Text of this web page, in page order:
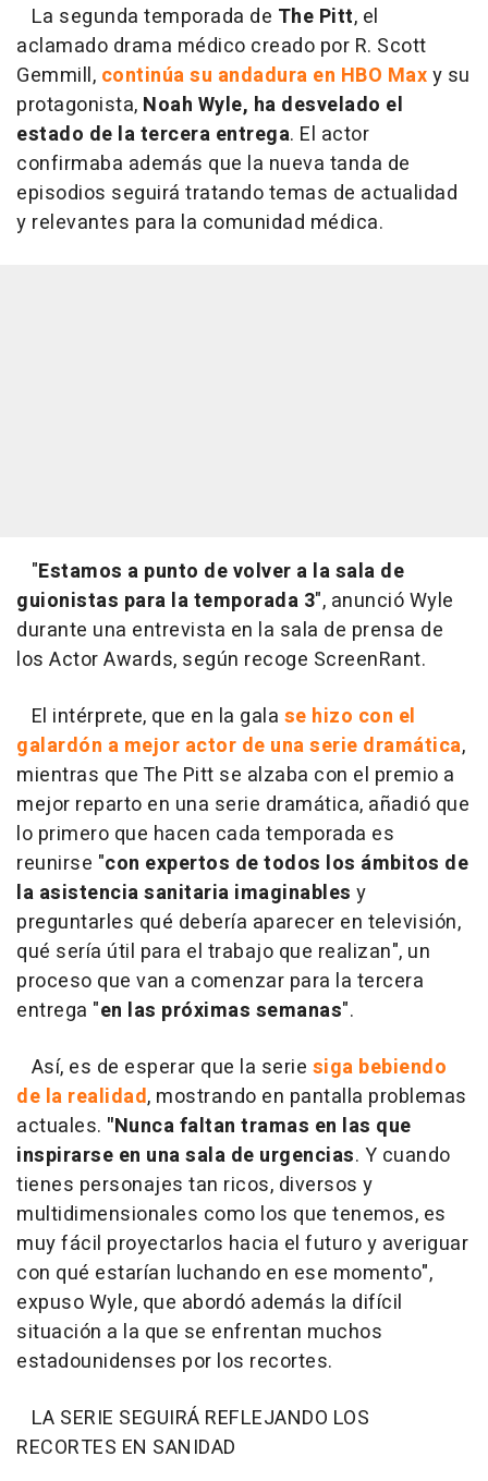
La segunda temporada de The Pitt, el
aclamado drama médico creado por R. Scott
Gemmill, continúa su andadura en HBO Maxy su
protagonista, Noah Wyle, ha desvelado el
estado de la tercera entrega. El actor
confirmaba además que la nueva tanda de
episodios seguirá tratando temas de actualidad
y relevantes para la comunidad médica.
"Estamos a punto de volver a la sala de
guionistas para la temporada 3", anunció Wyle
durante una entrevista en la sala de prensa de
los Actor Awards, según recoge ScreenRant.
El intérprete, que en la gala se hizo con el
galardón a mejor actor de una serie dramática,
mientras que The Pitt se alzaba con el premio a
mejor reparto en una serie dramática, añadió que
lo primero que hacen cada temporada es
reunirse "con expertos de todos los ámbitos de
la asistencia sanitaria imaginables y
preguntarles qué debería aparecer en televisión,
qué sería útil para el trabajo que realizan", un
proceso que van a comenzar para la tercera
entrega "en las próximas semanas".
Así, es de esperar que la serie siga bebiendo
de la realidad, mostrando en pantalla problemas
actuales. "Nunca faltan tramas en las que
inspirarse en una sala de urgencias. Y cuando
tienes personajes tan ricos, diversos y
multidimensionales como los que tenemos, es
muy fácil proyectarlos hacia el futuro y averiguar
con qué estarían luchando en ese momento",
expuso Wyle, que abordó además la difícil
situación a la que se enfrentan muchos
estadounidenses por los recortes.
LA SERIE SEGUIRÁ REFLEJANDO LOS
RECORTES EN SANIDAD